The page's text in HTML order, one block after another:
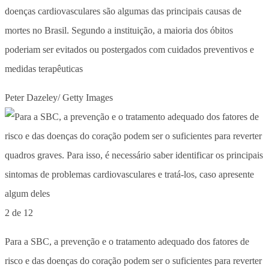
doenças cardiovasculares são algumas das principais causas de
mortes no Brasil. Segundo a instituição, a maioria dos óbitos
poderiam ser evitados ou postergados com cuidados preventivos e
medidas terapêuticas
Peter Dazeley/ Getty Images
2 de 12
Para a SBC, a prevenção e o tratamento adequado dos fatores de
risco e das doenças do coração podem ser o suficientes para reverter